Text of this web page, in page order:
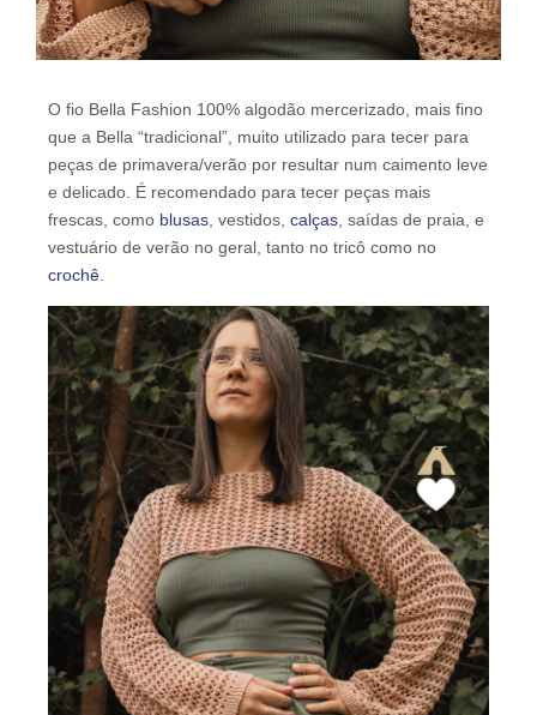
O fio Bella Fashion 100% algodão mercerizado, mais fino
que a Bella “tradicional”, muito utilizado para tecer para
peças de primavera/verão por resultar num caimento leve
e delicado. É recomendado para tecer peças mais
frescas, como blusas , vestidos, calças , saídas de praia, e
vestuário de verão no geral, tanto no tricô como no
crochê